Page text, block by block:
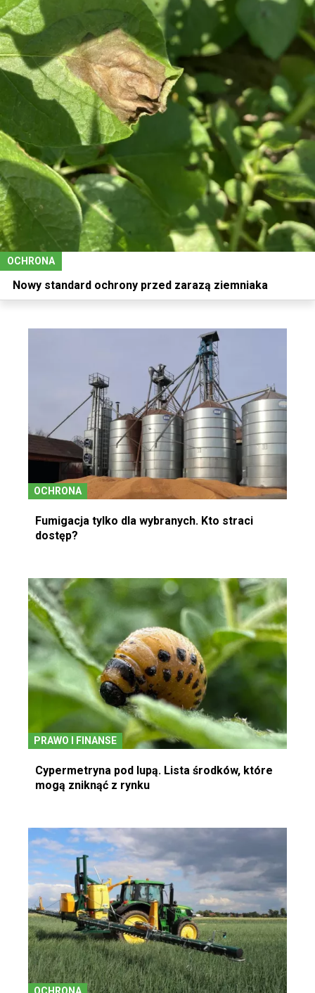
OCHRONA
Nowy standard ochrony przed zarazą ziemniaka
OCHRONA
Fumigacja tylko dla wybranych. Kto straci
dostęp?
PRAWO I FINANSE
Cypermetryna pod lupą. Lista środków, które
mogą zniknąć z rynku
OCHRONA